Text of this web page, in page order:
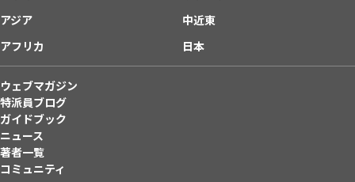
アジア
中近東
アフリカ
日本
ウェブマガジン
特派員ブログ
ガイドブック
ニュース
著者一覧
コミュニティ